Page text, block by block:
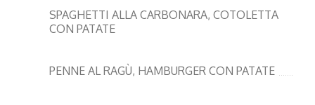
SPAGHETTI ALLA CARBONARA, COTOLETTA
CON PATATE
PENNE AL RAGÙ, HAMBURGER CON PATATE